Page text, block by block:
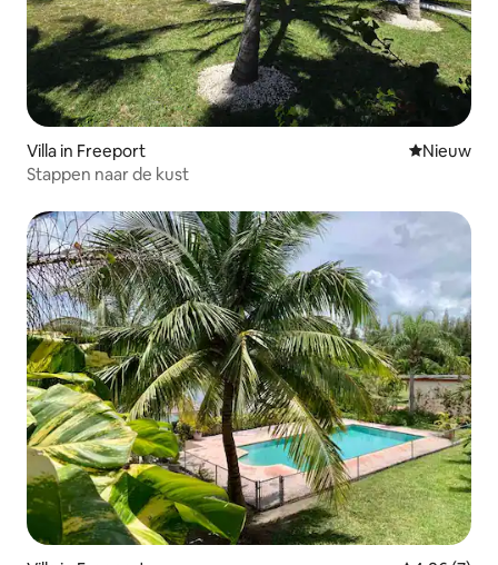
Villa in Freeport Nieuwe
Nieuw
Stappen naar de kust